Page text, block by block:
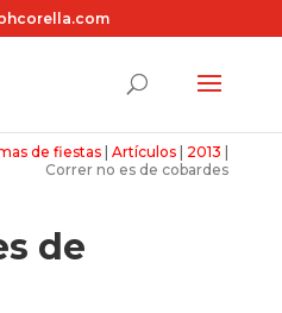
de fiestas |Artículos 2013
Correr no es de cobardes
de